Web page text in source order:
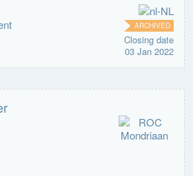
ARCHIVED
Closing date
03 Jan 2022